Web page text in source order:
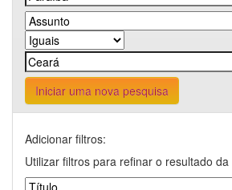
Iniciar uma nova pesquisa
Adicionar filtros:
Utilizar filtros para refinar o resultado da